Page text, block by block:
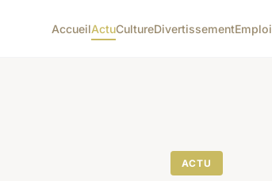
AccueilActuCultureDivertissementEmploi
ACTU